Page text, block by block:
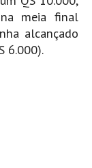
meia final
alcançado
6.000).